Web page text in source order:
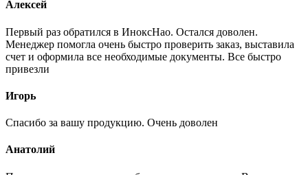
Алексей
Первый раз обратился в ИноксНао. Остался доволен.
Менеджер помогла очень быстро проверить заказ, выставила
счет и оформила все необходимые документы. Все быстро
привезли
Игорь
Спасибо за вашу продукцию. Очень доволен
Анатолий